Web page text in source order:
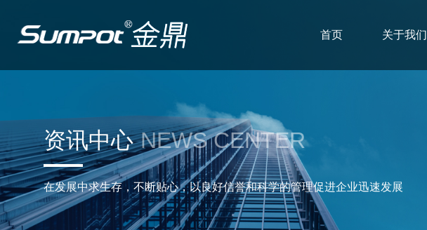
首页 关于我们
资讯中心 NEWS CENTER
在发展中求生存，不断贴心，以良好信誉和科学的管理促进企业迅速发展